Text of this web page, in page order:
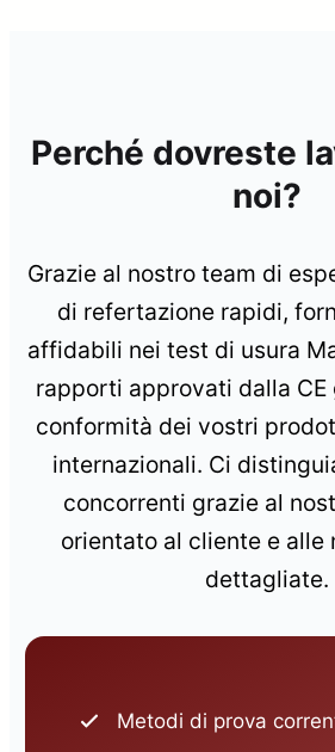
Perché dovreste
noi?
Grazie al nostro team di
di refertazione rapidi,
affidabili nei test di usura
rapporti approvati dalla CE
conformità dei vostri
internazionali. Ci
concorrenti grazie al
orientato al cliente e alle
dettagliate.
Metodi di prova